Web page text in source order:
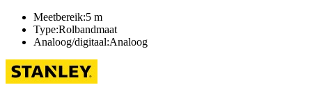
Meetbereik:5 m
Type:Rolbandmaat
Analoog/digitaal:Analoog